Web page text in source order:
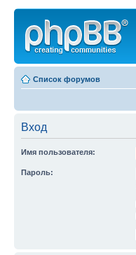
Список форумов
Вход
Имя пользователя:
Пароль: